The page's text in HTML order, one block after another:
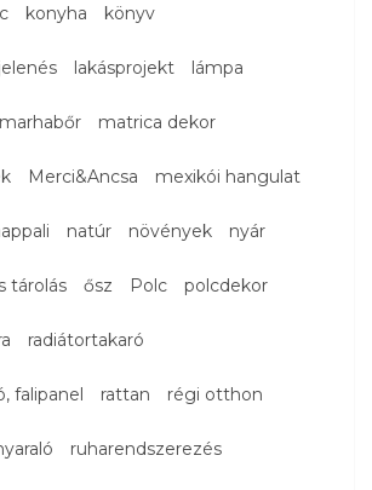
konyha könyv
lakásprojekt lámpa
marhabőr matrica dekor
Merci&Ancsa mexikói hangulat
natúr növények nyár
tárolás ősz Polc polcdekor
radiátortakaró
falipanel rattan régi otthon
ruharendszerezés